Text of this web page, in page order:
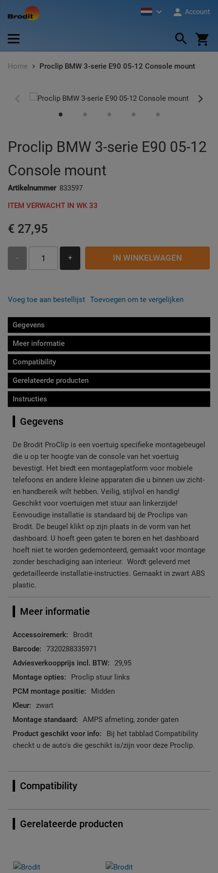
Ga
Account
Zoek
All Brodit Standaard Assortiment
Autohouders
Toestelhouders
All Brodit Professional Assortiment
Brodit Professional Holders
Brodit Professional Mounting
Lite
Pijp-
Home Proclip BMW 3-serie E90 05-12 Console mount
Ga
van
afbeeldingen-
Ga
van
afbeeldingen-
Proclip BMW 3-serie E90 05-12
Console mount
Artikelnummer 833597
ITEM VERWACHT IN WK 33
€ 27,95
- + IN WINKELWAGEN
Voeg toe aan bestellijst Toevoegen om te vergelijken
Gegevens
Meer informatie
Compatibility
Gerelateerde producten
Instructies
Gegevens
De Brodit ProClip is een voertuig specifieke montagebeugel
die u op ter hoogte van de console van het voertuig
bevestigt. Het biedt een montageplatform voor mobiele
telefoons en andere kleine apparaten die u binnen uw zicht-
en handbereik wilt hebben. Veilig, stijlvol en handig!
Geschikt voor voertuigen met stuur aan linkerzijde!
Eenvoudige installatie is standaard bij de Proclips van
Brodit. De beugel klikt op zijn plaats in de vorm van het
dashboard. U hoeft geen gaten te boren en het dashboard
hoeft niet te worden gedemonteerd, gemaakt voor montage
zonder beschadiging aan interieur. Wordt geleverd met
gedetailleerde installatie-instructies. Gemaakt in zwart ABS
plastic.
Meer informatie
Meer
informatie
Brodit
7320288335971
29,95
Proclip stuur links
Midden
zwart
AMPS afmeting, zonder gaten
Bij het tabblad Compatibility
checkt u de auto's die geschikt is/zijn voor deze Proclip.
Compatibility
Gerelateerde producten